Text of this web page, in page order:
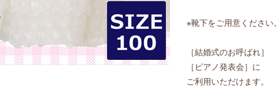
※靴下をご用意ください。
［結婚式のお呼ばれ］
［ピアノ発表会］に
ご利用いただけます。